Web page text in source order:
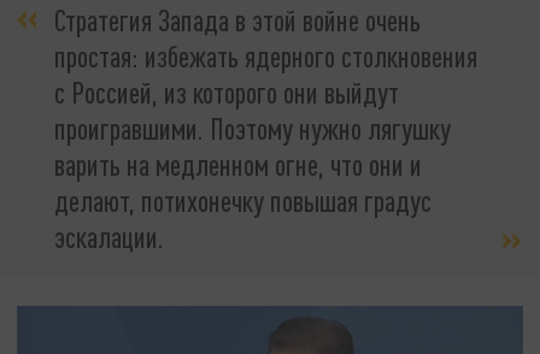
Стратегия Запада в этой войне очень
простая: избежать ядерного столкновения
с Россией, из которого они выйдут
проигравшими. Поэтому нужно лягушку
варить на медленном огне, что они и
делают, потихонечку повышая градус
эскалации.